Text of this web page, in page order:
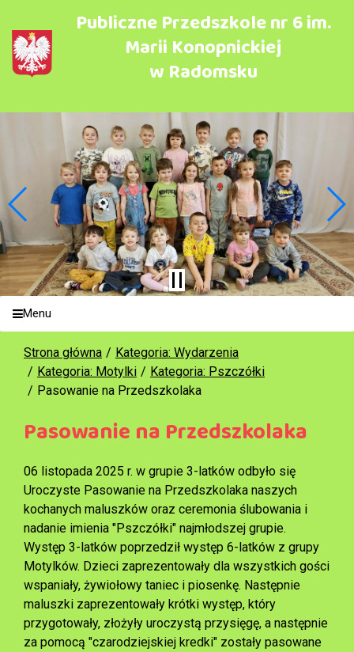
Publiczne Przedszkole nr 6 im.
Marii Konopnickiej
w Radomsku
Menu
Strona główna
Kategoria: Wydarzenia
Kategoria: Motylki
Kategoria: Pszczółki
Pasowanie na Przedszkolaka
Pasowanie na Przedszkolaka
06 listopada 2025 r. w grupie 3-latków odbyło się
Uroczyste Pasowanie na Przedszkolaka naszych
kochanych maluszków oraz ceremonia ślubowania i
nadanie imienia "Pszczółki" najmłodszej grupie.
Występ 3-latków poprzedził występ 6-latków z grupy
Motylków. Dzieci zaprezentowały dla wszystkich gości
wspaniały, żywiołowy taniec i piosenkę. Następnie
maluszki zaprezentowały krótki występ, który
przygotowały, złożyły uroczystą przysięgę, a następnie
za pomocą "czarodziejskiej kredki" zostały pasowane